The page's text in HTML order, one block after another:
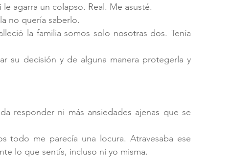
agarra un colapso. Real. Me asusté.
no quería saberlo.
la familia somos solo nosotras dos. Tenía
su decisión y de alguna manera protegerla y
responder ni más ansiedades ajenas que se
todo me parecía una locura. Atravesaba ese
lo que sentís, incluso ni yo misma.